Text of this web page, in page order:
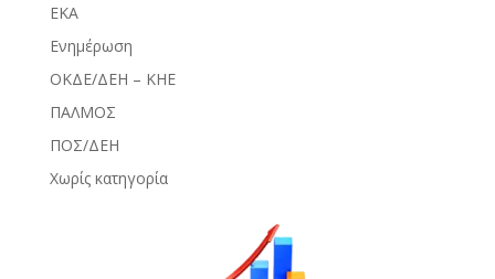
ΕΚΑ
Ενημέρωση
ΟΚΔΕ/ΔΕΗ – ΚΗΕ
ΠΑΛΜΟΣ
ΠΟΣ/ΔΕΗ
Χωρίς κατηγορία